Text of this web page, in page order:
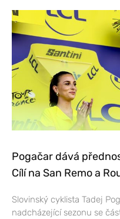
Pogačar dává
Cílí na San Remo a
Slovinský cyklista Tadej
nadcházející sezonu se